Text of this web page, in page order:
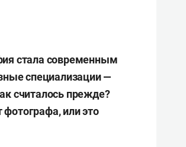
стала современным
специализации —
считалось прежде?
фотографа,илиэто